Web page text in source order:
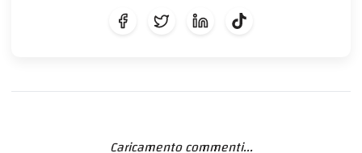
Caricamento commenti...